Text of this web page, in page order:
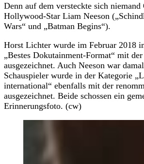
Denn auf dem versteckte sich niemand
Hollywood-Star Liam Neeson
Wars“ und „Batman Begins“).
Horst Lichter wurde im Februar 2018
„Bestes Dokutainment-Format“ mit
ausgezeichnet. Auch Neeson war
Schauspieler wurde in der Kategorie
international“ ebenfalls mit der
ausgezeichnet. Beide schossen ein
Erinnerungsfoto. (cw)